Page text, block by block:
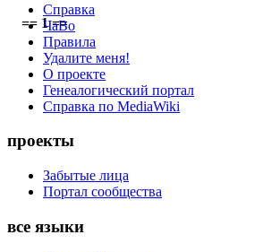
== 1 ==
Справка
ЧаВо
Правила
Удалите меня!
О проекте
Генеалогический портал
Справка по MediaWiki
проекты
Забытые лица
Портал сообщества
все языки